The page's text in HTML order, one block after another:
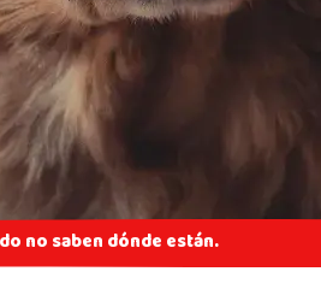
no saben dónde están.